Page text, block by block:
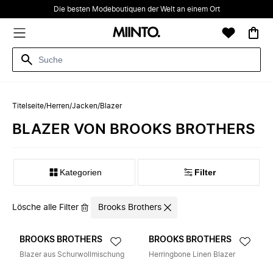
Die besten Modeboutiquen der Welt an einem Ort
Titelseite/Herren/Jacken/Blazer
BLAZER VON BROOKS BROTHERS
Kategorien Filter
Lösche alle Filter Brooks Brothers
BROOKS BROTHERS
Blazer aus Schurwollmischung
BROOKS BROTHERS
Herringbone Linen Blazer